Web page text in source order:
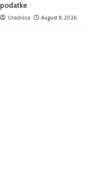
podatke
Urednica August 8, 2026